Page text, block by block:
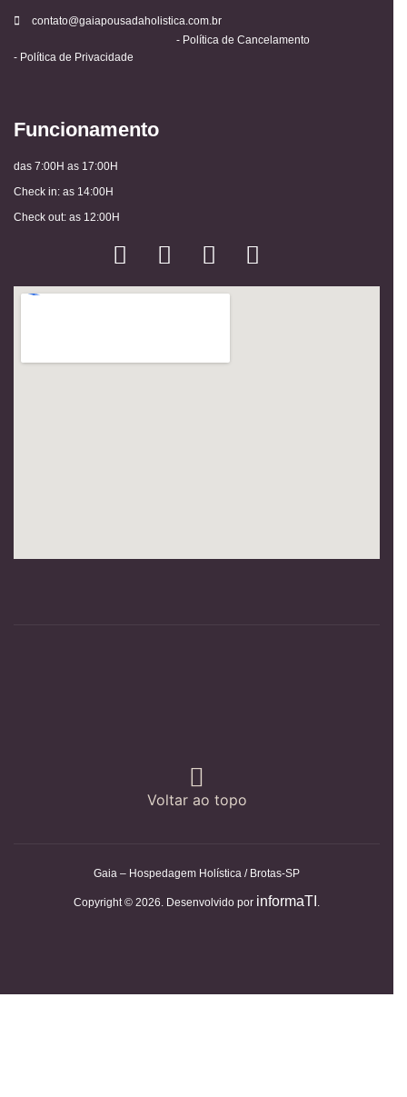
contato@gaiapousadaholistica.com.br
- Política de Privacidade
- Política de Cancelamento
Funcionamento
das 7:00H as 17:00H
Check in: as 14:00H
Check out: as 12:00H
Voltar ao topo
Gaia – Hospedagem Holística / Brotas-SP
Copyright © 2026. Desenvolvido por informaTI .